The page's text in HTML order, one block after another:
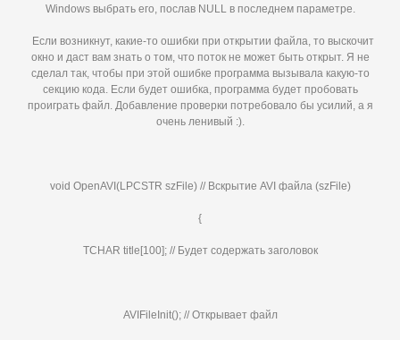
Windows выбрать его, послав NULL в последнем параметре.
Если возникнут, какие-то ошибки при открытии файла, то выскочит
окно и даст вам знать о том, что поток не может быть открыт. Я не
сделал так, чтобы при этой ошибке программа вызывала какую-то
секцию кода. Если будет ошибка, программа будет пробовать
проиграть файл. Добавление проверки потребовало бы усилий, а я
очень ленивый :).
void OpenAVI(LPCSTR szFile) // Вскрытие AVI файла (szFile)
{
TCHAR title[100]; // Будет содержать заголовок
AVIFileInit(); // Открывает файл